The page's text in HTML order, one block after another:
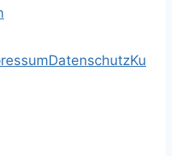
DatenschutzKu